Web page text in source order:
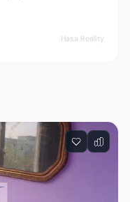
vnútornou
Hasa Reality